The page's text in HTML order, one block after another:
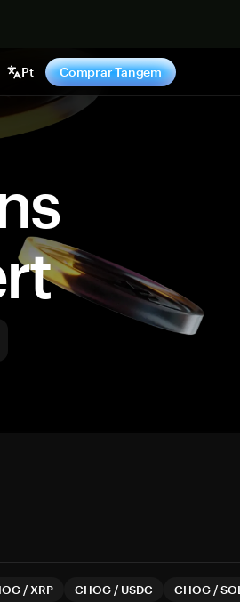
Pt Comprar Tangem
/ XRP CHOG / USDC CHOG /